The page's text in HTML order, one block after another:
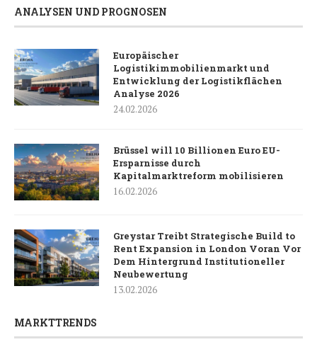
ANALYSEN UND PROGNOSEN
Europäischer
Logistikimmobilienmarkt und
Entwicklung der Logistikflächen
Analyse 2026
24.02.2026
Brüssel will 10 Billionen Euro EU-
Ersparnisse durch
Kapitalmarktreform mobilisieren
16.02.2026
Greystar Treibt Strategische Build to
Rent Expansion in London Voran Vor
Dem Hintergrund Institutioneller
Neubewertung
13.02.2026
MARKTTRENDS